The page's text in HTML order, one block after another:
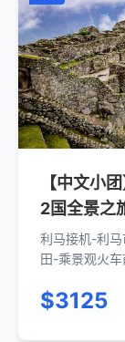
【中文小
2国全景之
利马接机-利
田-乘景观火
圣地亚哥半日
$3125